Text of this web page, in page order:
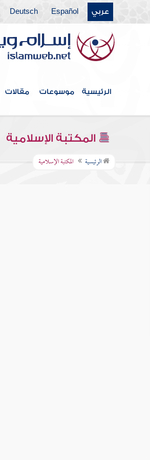
عربي Español
Deutsch
الرئيسية موسوعات مقالات
المكتبة الإسلامية
الرئيسية المكتبة الإسلامية